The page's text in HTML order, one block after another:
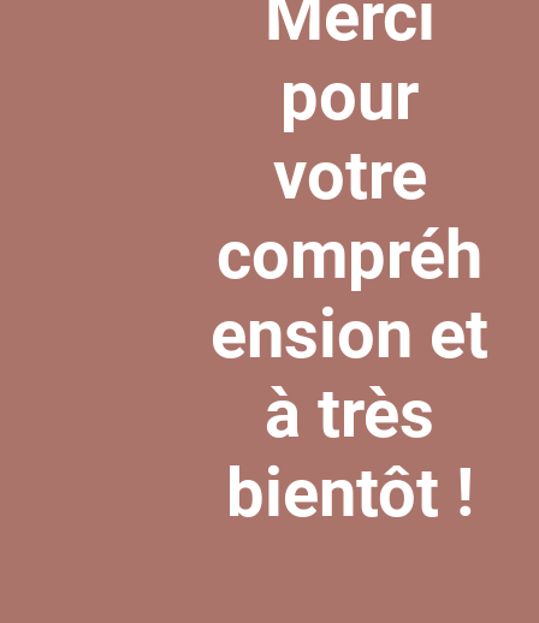
Merci
pour
votre
compréh
ension et
à très
bientôt !